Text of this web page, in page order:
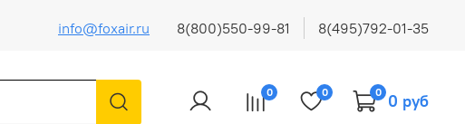
info@foxair.ru 8(800)550-99-81 8(495)792-01-35
0 0 0 0 руб